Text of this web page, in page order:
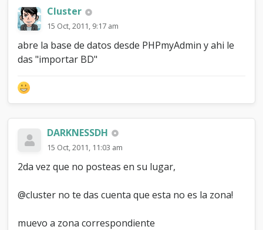
Cluster
15 Oct, 2011, 9:17 am
abre la base de datos desde PHPmyAdmin y ahi le
das "importar BD"
DARKNESSDH
15 Oct, 2011, 11:03 am
2da vez que no posteas en su lugar,
@cluster no te das cuenta que esta no es la zona!
muevo a zona correspondiente